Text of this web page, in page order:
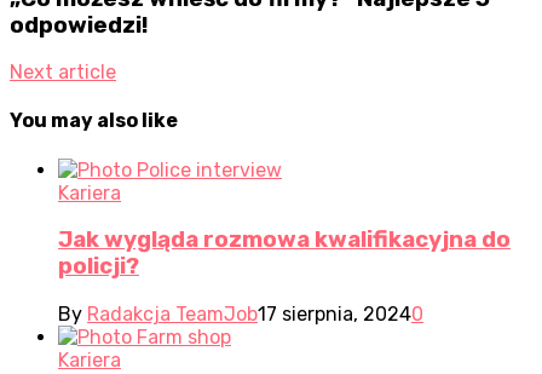
odpowiedzi!
Next article
You may also like
Kariera
Jak wygląda rozmowa kwalifikacyjna do
policji?
By Radakcja TeamJob17 sierpnia, 20240
Kariera